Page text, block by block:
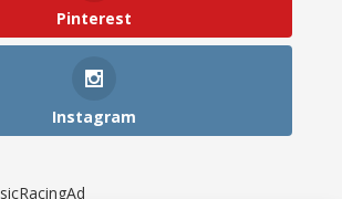
Pinterest
Instagram